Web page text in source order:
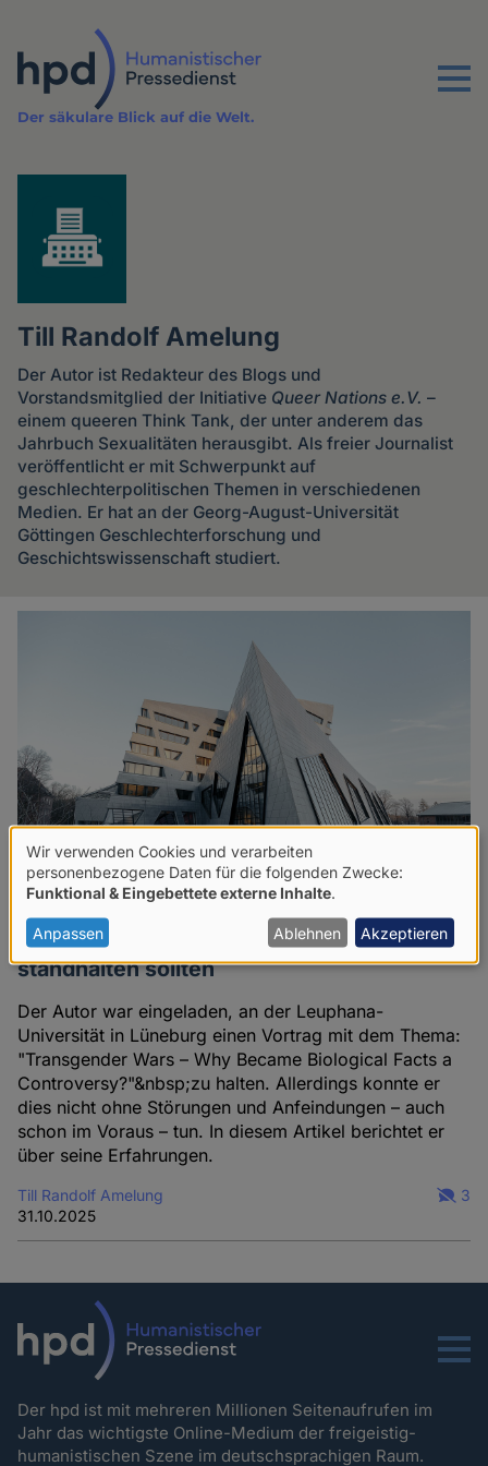
Inhalt
Menu
Der säkulare Blick auf die Welt.
Till Randolf Amelung
Der Autor ist Redakteur des Blogs und
Vorstandsmitglied der Initiative Queer Nations e.V. –
einem queeren Think Tank, der unter anderem das
Jahrbuch Sexualitäten herausgibt. Als freier Journalist
veröffentlicht er mit Schwerpunkt auf
geschlechterpolitischen Themen in verschiedenen
Medien. Er hat an der Georg-August-Universität
Göttingen Geschlechterforschung und
Geschichtswissenschaft studiert.
Raum für Argumente: Warum Hochschulen
standhalten sollten
Der Autor war eingeladen, an der Leuphana-
Universität in Lüneburg einen Vortrag mit dem Thema:
"Transgender Wars – Why Became Biological Facts a
Controversy?"&nbsp;zu halten. Allerdings konnte er
dies nicht ohne Störungen und Anfeindungen – auch
schon im Voraus – tun. In diesem Artikel berichtet er
über seine Erfahrungen.
Till Randolf Amelung
31.10.2025
3
Menu
Der hpd ist mit mehreren Millionen Seitenaufrufen im
Jahr das wichtigste Online-Medium der freigeistig-
humanistischen Szene im deutschsprachigen Raum.
Verwendung
von
personenbezogenen
Daten
und
Cookies
Wir verwenden Cookies und verarbeiten
personenbezogene Daten für die folgenden Zwecke:
Funktional & Eingebettete externe Inhalte.
Anpassen Ablehnen Akzeptieren